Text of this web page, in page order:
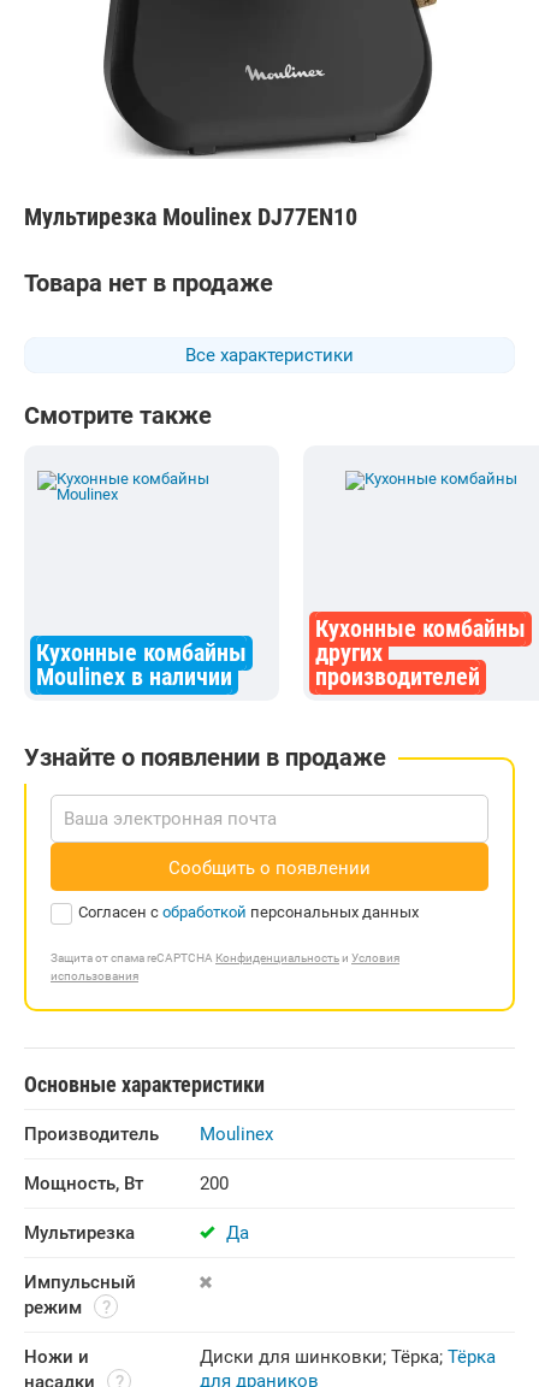
Мультирезка Moulinex DJ77EN10
Все характеристики
Товара нет в продаже
Смотрите также
Кухонные комбайны
Moulinex в наличии
Кухонные комбайны
других
производителей
Узнайте о появлении в продаже
Сообщить о появлении
Согласен с обработкой персональных данных
Защита от спама reCAPTCHA Конфиденциальностьи Условия
использования
Основные характеристики
Производитель Moulinex
Мощность, Вт 200
Мультирезка Да
Импульсный
режим
Ножи и
насадки
Диски для шинковки; Тёрка; Тёрка
для драников